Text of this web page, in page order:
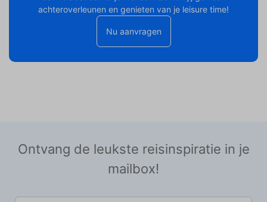
achteroverleunen en genieten van je leisure time!
Nu aanvragen
Ontvang de leukste reisinspiratie in je
mailbox!